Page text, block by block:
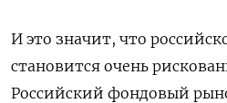
И это значит, что
становится очень
Российский фондовый